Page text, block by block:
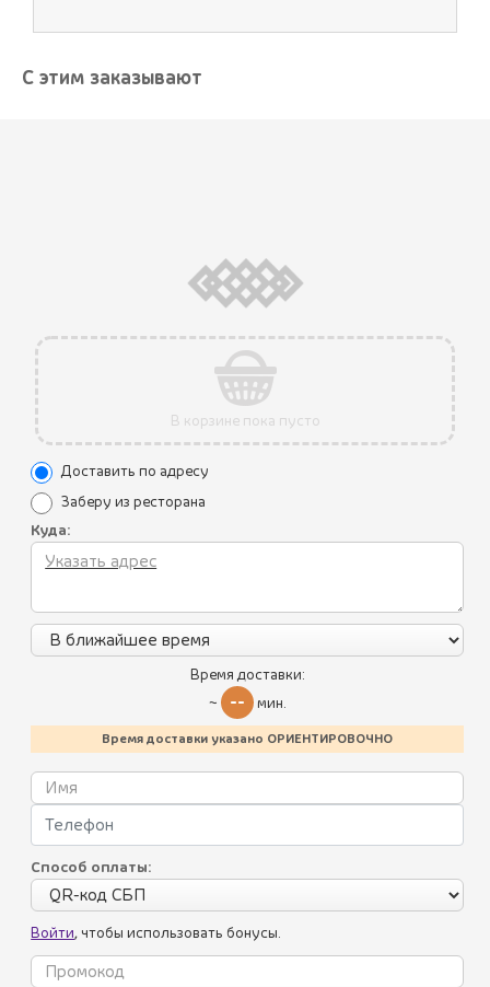
Все блюда
Пикник по-грузински
Летнее меню
Батумский стрит-фуд
Хинкали
Пхали
Соусы
Салаты
Холодные закуски
Горячие закуски
С этим заказывают
Очень нравится этот ресторан, всегда
рекомендую его друзьям и
пользуюсь доставкой. Спасибо вам!!
juliyakusheva
В корзине пока пусто
Доставить по адресу
Заберу из ресторана
Куда:
Время доставки:
~
-- мин.
Время доставки указано ОРИЕНТИРОВОЧНО
Способ оплаты:
Войти, чтобы использовать бонусы.
Уникальные преимущества
Условия использования
Политика конфиденциальности